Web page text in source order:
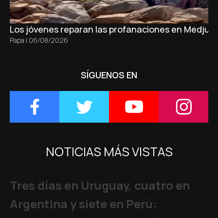
Los jóvenes reparan las profanaciones en
Papa | 06/08/2026
SÍGUENOS EN
NOTICIAS MÁS VISTAS
Tres días en Uruguay, cuatro en
Argentina y siete en Perú: